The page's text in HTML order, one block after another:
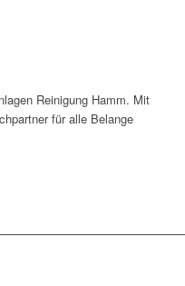
Reinigung Hamm. Mit
für alle Belange